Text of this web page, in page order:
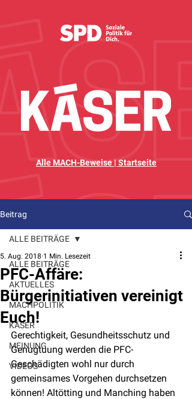
Alle MACH-Beweise | Startseite
Beitrag
ALLE BEITRÄGE
AKTUELLES
MACHPOLITIK
KÄSER
MEINUNG
VIDEOS
ALLE BEITRÄGE
PFC-Affäre:
Bürgerinitiativen vereinigt
Euch!
5. Aug. 2018 1 Min. Lesezeit
Gerechtigkeit, Gesundheitsschutz und
Genugtuung werden die PFC-
Geschädigten wohl nur durch
gemeinsames Vorgehen durchsetzen
können! Altötting und Manching haben